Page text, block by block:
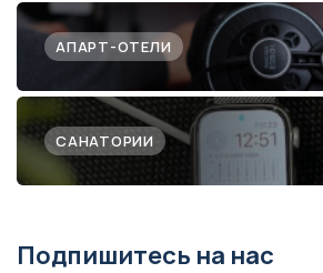
АПАРТ-ОТЕЛИ
САНАТОРИИ
Подпишитесь на нас